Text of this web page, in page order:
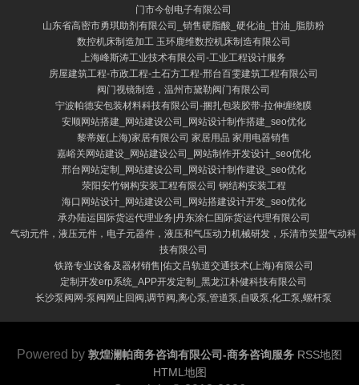
门市今创电子有限公司
山东省高密市勇琪助剂有限公司_销售硬脂酸_硬化油_甘油_脂肪粉
数控机床制造加工 玉环鹿维数控机床制造有限公司
上海峰斯涛工业技术有限公司-工业工程设计服务
房屋建筑工程-市政工程-土石方工程-邢台百雯建筑工程有限公司
阀门视镜制造，温州市黛勒阀门有限公司
宁波帕德安包装材料科技有限公司-捆扎包装胶带-拉伸缠绕膜
安顺网站搭建_网站建设公司_网站设计制作搭建_seo优化
黎蒂娅(上海)家居有限公司 家居用品 家用电器销售
嘉峪关网站建设_网站建设公司_网站制作开发设计_seo优化
邢台网站定制_网站建设公司_网站设计制作建设_seo优化
荥阳安竹钢构安装工程有限公司 钢结构安装工程
海口网站设计_网站建设公司_网站搭建设计开发_seo优化
承办陆运国际货运代理业务|丹东涂仁国际货运代理有限公司
气动元件，液压元件，电子元器件，液压和气压动力机械研发，乐清市笑盟气动科
技有限公司
铁路专业设备及器材销售|佑文吕轨道交通技术(上海)有限公司
定制开发erp系统_APP开发定制_黑龙江朴健科技有限公司
长沙泵阀网-泵阀网止回阀,调节阀,离心泵,管道泵,自吸泵,化工泵,螺杆泵
Powered by 敦煌澜帕商务咨询有限公司-商务咨询服务 RSS地图
HTML地图